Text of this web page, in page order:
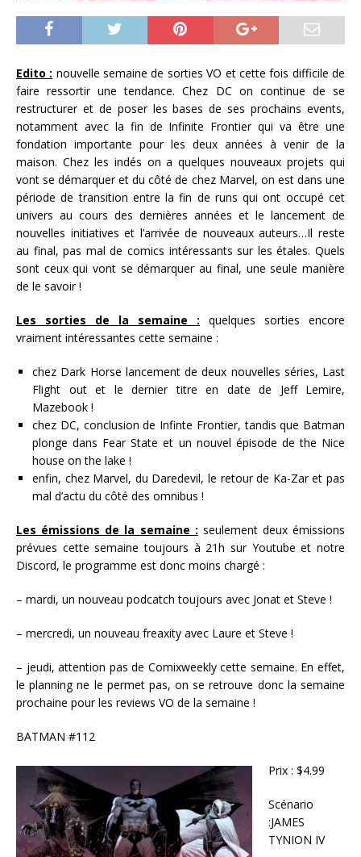
Edito : nouvelle semaine de sorties VO et cette fois difficile de
faire ressortir une tendance. Chez DC on continue de se
restructurer et de poser les bases de ses prochains events,
notamment avec la fin de Infinite Frontier qui va être une
fondation importante pour les deux années à venir de la
maison. Chez les indés on a quelques nouveaux projets qui
vont se démarquer et du côté de chez Marvel, on est dans une
période de transition entre la fin de runs qui ont occupé cet
univers au cours des dernières années et le lancement de
nouvelles initiatives et l’arrivée de nouveaux auteurs…Il reste
au final, pas mal de comics intéressants sur les étales. Quels
sont ceux qui vont se démarquer au final, une seule manière
de le savoir !
Les sorties de la semaine : quelques sorties encore
vraiment intéressantes cette semaine :
chez Dark Horse lancement de deux nouvelles séries, Last
Flight out et le dernier titre en date de Jeff Lemire,
Mazebook !
chez DC, conclusion de Infinte Frontier, tandis que Batman
plonge dans Fear State et un nouvel épisode de the Nice
house on the lake !
enfin, chez Marvel, du Daredevil, le retour de Ka-Zar et pas
mal d’actu du côté des omnibus !
Les émissions de la semaine : seulement deux émissions
prévues cette semaine toujours à 21h sur Youtube et notre
Discord, le programme est donc moins chargé :
– mardi, un nouveau podcatch toujours avec Jonat et Steve !
– mercredi, un nouveau freaxity avec Laure et Steve !
– jeudi, attention pas de Comixweekly cette semaine. En effet,
le planning ne le permet pas, on se retrouve donc la semaine
prochaine pour les reviews VO de la semaine !
BATMAN #112
Prix : $4.99
Scénario
:JAMES
TYNION IV